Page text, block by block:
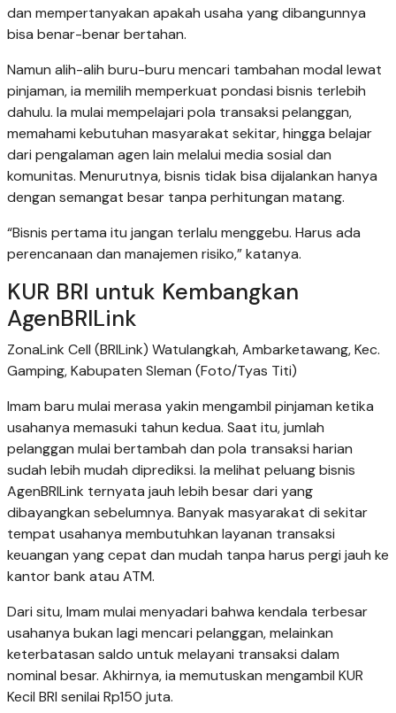
dan mempertanyakan apakah usaha yang dibangunnya
bisa benar-benar bertahan.
Namun alih-alih buru-buru mencari tambahan modal lewat
pinjaman, ia memilih memperkuat pondasi bisnis terlebih
dahulu. Ia mulai mempelajari pola transaksi pelanggan,
memahami kebutuhan masyarakat sekitar, hingga belajar
dari pengalaman agen lain melalui media sosial dan
komunitas. Menurutnya, bisnis tidak bisa dijalankan hanya
dengan semangat besar tanpa perhitungan matang.
“Bisnis pertama itu jangan terlalu menggebu. Harus ada
perencanaan dan manajemen risiko,” katanya.
KUR BRI untuk Kembangkan
AgenBRILink
ZonaLink Cell (BRILink) Watulangkah, Ambarketawang, Kec.
Gamping, Kabupaten Sleman (Foto/Tyas Titi)
Imam baru mulai merasa yakin mengambil pinjaman ketika
usahanya memasuki tahun kedua. Saat itu, jumlah
pelanggan mulai bertambah dan pola transaksi harian
sudah lebih mudah diprediksi. Ia melihat peluang bisnis
AgenBRILink ternyata jauh lebih besar dari yang
dibayangkan sebelumnya. Banyak masyarakat di sekitar
tempat usahanya membutuhkan layanan transaksi
keuangan yang cepat dan mudah tanpa harus pergi jauh ke
kantor bank atau ATM.
Dari situ, Imam mulai menyadari bahwa kendala terbesar
usahanya bukan lagi mencari pelanggan, melainkan
keterbatasan saldo untuk melayani transaksi dalam
nominal besar. Akhirnya, ia memutuskan mengambil KUR
Kecil BRI senilai Rp150 juta.